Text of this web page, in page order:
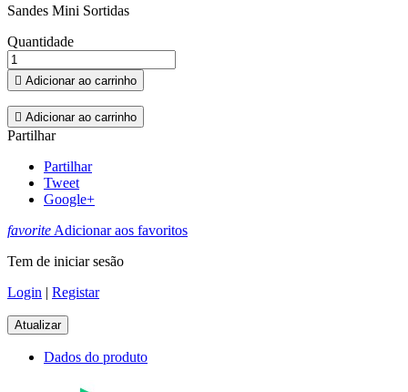
Sandes Mini Sortidas
Quantidade
 Adicionar ao carrinho
 Adicionar ao carrinho
Partilhar
Partilhar
Tweet
Google+
favoriteAdicionar aos favoritos
Tem de iniciar sesão
Login | Registar
Dados do produto